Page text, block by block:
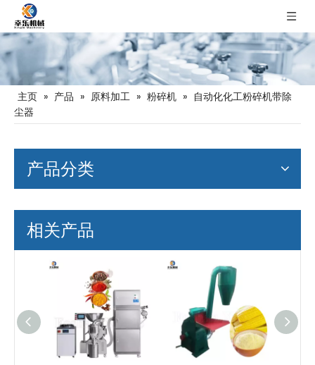
主页 » 产品 » 原料加工 » 粉碎机 » 自动化化工粉碎机带除
尘器
产品分类
相关产品